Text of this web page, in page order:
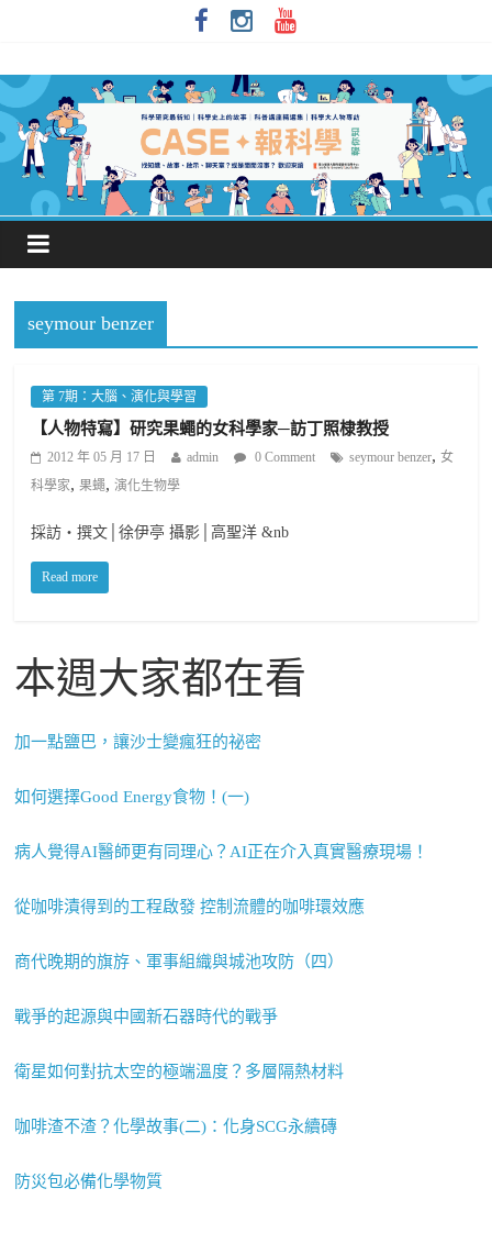
seymour benzer
第 7期：大腦、演化與學習
【人物特寫】研究果蠅的女科學家─訪丁照棣教授
2012 年 05 月 17 日 admin 0 Comment seymour benzer,女
科學家,果蠅,演化生物學
採訪‧撰文│徐伊亭 攝影│高聖洋 &nb
Read more
本週大家都在看
加一點鹽巴，讓沙士變瘋狂的祕密
如何選擇Good Energy食物！(一)
病人覺得AI醫師更有同理心？AI正在介入真實醫療現場！
從咖啡漬得到的工程啟發 控制流體的咖啡環效應
商代晚期的旗斿、軍事組織與城池攻防（四）
戰爭的起源與中國新石器時代的戰爭
衛星如何對抗太空的極端溫度？多層隔熱材料
咖啡渣不渣？化學故事(二)：化身SCG永續磚
防災包必備化學物質